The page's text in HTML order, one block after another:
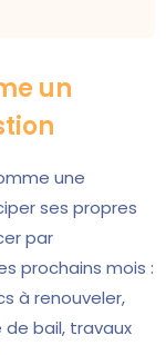
un
une
ses propres
par
prochains mois :
à renouveler,
bail, travaux